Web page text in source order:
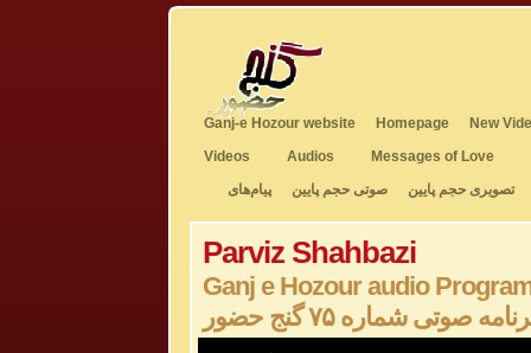
Ganj-e Hozour website Homepage
New
Videos
Audios
Messages of Love
تصویری حجم پایین
صوتی حجم پایین پیام‌های
Parviz Shahbazi
Ganj e Hozour audio
صوتی شماره ۷۵ گنج حضور